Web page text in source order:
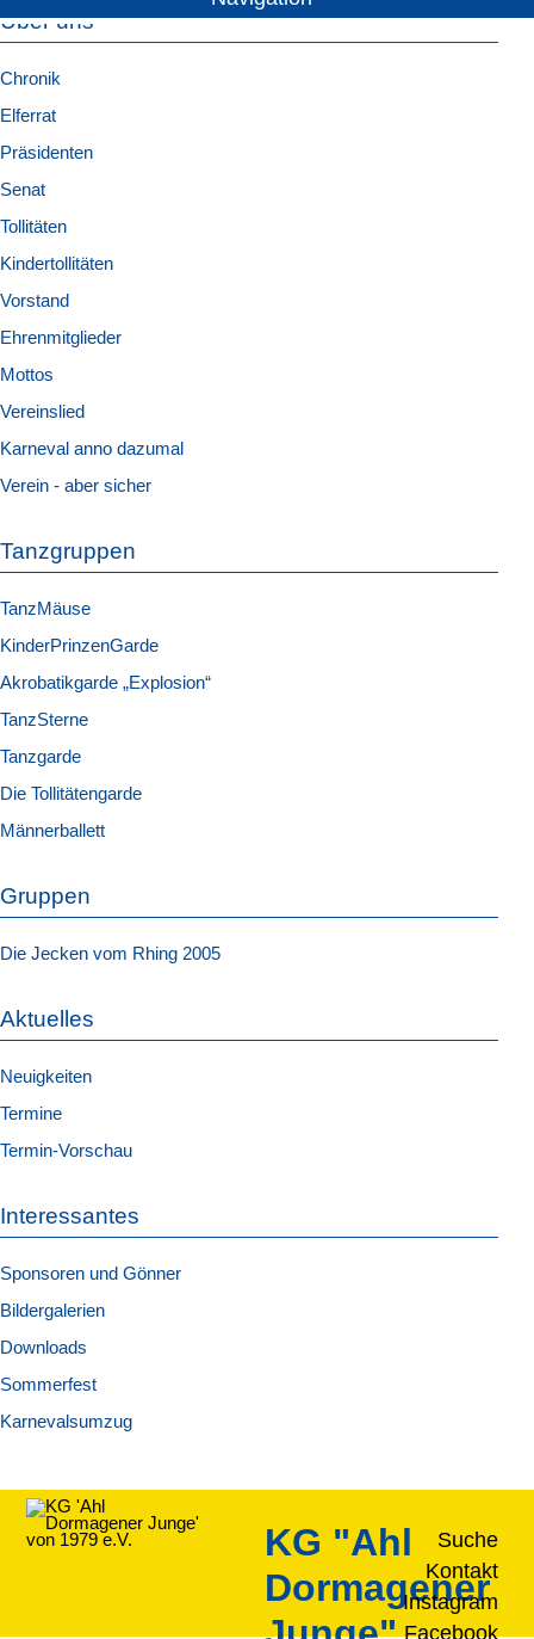
Über uns
Chronik
Elferrat
Präsidenten
Senat
Tollitäten
Kindertollitäten
Vorstand
Ehrenmitglieder
Mottos
Vereinslied
Karneval anno dazumal
Verein - aber sicher
Tanzgruppen
TanzMäuse
KinderPrinzenGarde
Akrobatikgarde „Explosion“
TanzSterne
Tanzgarde
Die Tollitätengarde
Männerballett
Gruppen
Die Jecken vom Rhing 2005
Aktuelles
Neuigkeiten
Termine
Termin-Vorschau
Interessantes
Sponsoren und Gönner
Bildergalerien
Downloads
Sommerfest
Karnevalsumzug
KG "Ahl
Dormagener
Suche
Kontakt
Instagram
Facebook